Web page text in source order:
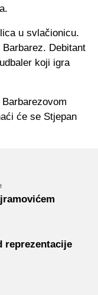
u svlačionicu.
Debitant
koji igra
će se Stjepan
reprezentacije